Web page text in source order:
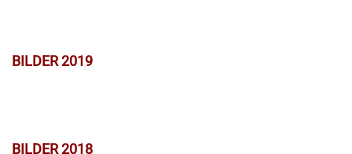
BILDER 2019
BILDER 2018